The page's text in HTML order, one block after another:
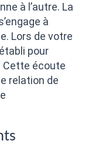
à l’autre. La
à
Lors de votre
pour
écoute
relation de